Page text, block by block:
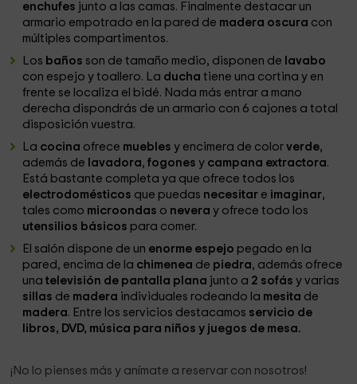
enchufes junto a las camas. Finalmente destacar un
armario empotrado en la pared de madera oscura con
múltiples compartimentos.
Los baños son de tamaño medio, disponen de lavabo
con espejo y toallero. La ducha tiene una cortina y en
frente se localiza el bidé. Nada más entrar a mano
derecha dispondrás de un armario con 6 cajones a total
disposición vuestra.
La cocina ofrece muebles y encimera de colorverde,
además de lavadora,fogones y campana extractora.
Está bastante completa ya que ofrece todos los
electrodomésticos que puedas necesitar e imaginar,
tales como microondas o nevera y ofrece todo los
utensilios básicos para comer.
El salón dispone de un enorme espejo pegado en la
pared, encima de la chimenea de piedra, además ofrece
unatelevisión de pantalla plana junto a 2 sofás y varias
sillas de madera individuales rodeando la mesita de
madera. Entre los servicios destacamos servicio de
ibros, DVD, música para niños y juegos de mesa.
¡No lo pienses más y anímate a reservar con nosotros!